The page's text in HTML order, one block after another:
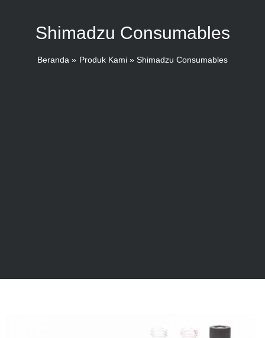
Shimadzu Consumables
Beranda Produk Kami Shimadzu Consumables